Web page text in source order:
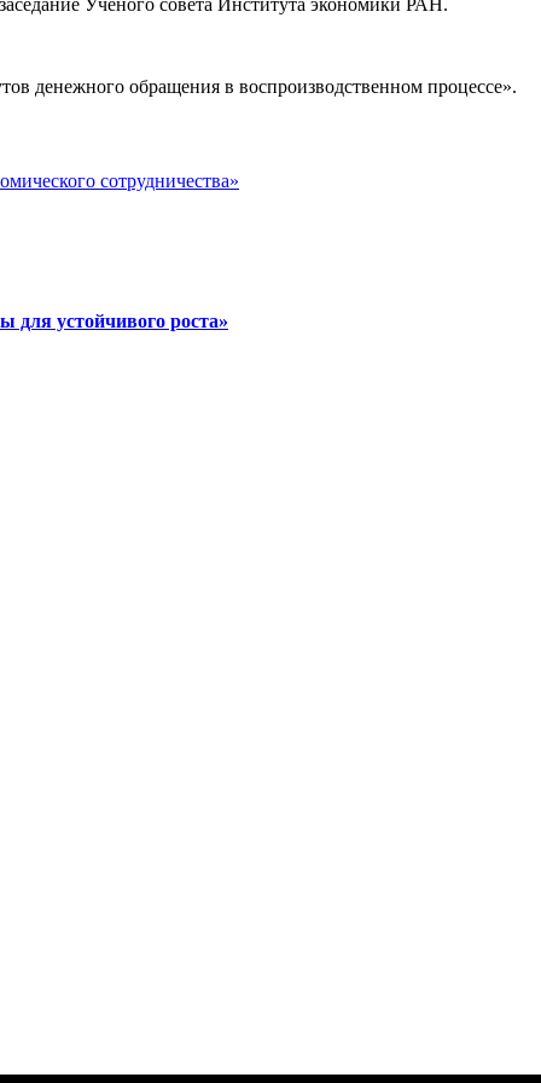
Ученого совета Института экономики РАН.
денежного обращения в воспроизводственном процессе».
сотрудничества»
устойчивого роста»